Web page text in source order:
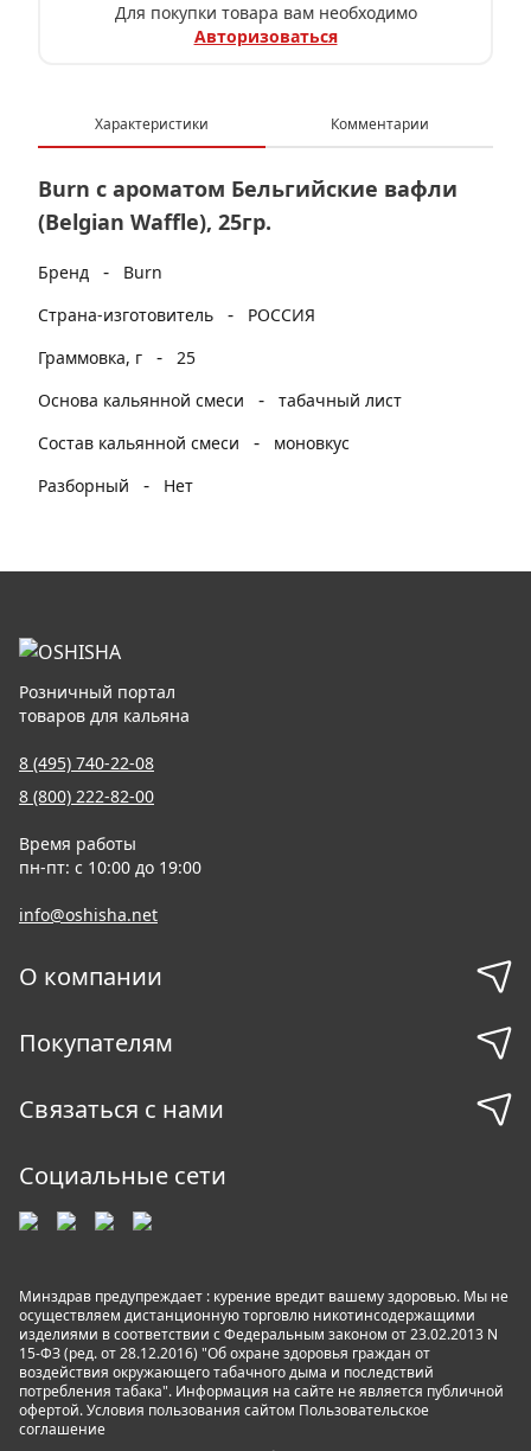
Для покупки товара вам необходимо
Авторизоваться
Характеристики Комментарии
Burn с ароматом Бельгийские вафли
(Belgian Waffle), 25гр.
Бренд -
Burn
Страна-изготовитель
-
РОССИЯ
Граммовка, г
- 25
Основа кальянной смеси
- табачный лист
Состав кальянной смеси
-
моновкус
Разборный
- Нет
Розничный портал
товаров для кальяна
8 (495) 740-22-08
8 (800) 222-82-00
Время работы
пн-пт: с 10:00 до 19:00
info@oshisha.net
О компании
Покупателям
Связаться с нами
Социальные сети
Минздрав предупреждает : курение вредит вашему здоровью. Мы не
осуществляем дистанционную торговлю никотинсодержащими
изделиями в соответствии с Федеральным законом от 23.02.2013 N
15-ФЗ (ред. от 28.12.2016) "Об охране здоровья граждан от
воздействия окружающего табачного дыма и последствий
потребления табака". Информация на сайте не является публичной
офертой. Условия пользования сайтом Пользовательское
соглашение